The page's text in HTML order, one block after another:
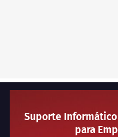
Suporte
para